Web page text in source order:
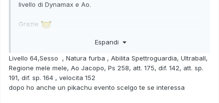
livello di Dynamax e Ao.
Grazie
Espandi
Livello 64,Sesso , Natura furba , Abilita Spettroguardia, Ultraball,
Regione mele mele, Ao Jacopo, Ps 258, att. 175, dif. 142, att. sp.
191, dif. sp. 164 , velocita 152
dopo ho anche un pikachu evento scelgo te se interessa